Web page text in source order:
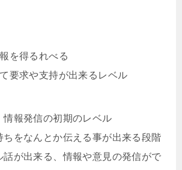
を得るれべる
要求や支持が出来るレベル
情報発信の初期のレベル
ちをなんとか伝える事が出来る段階
話が出来る、情報や意見の発信がで